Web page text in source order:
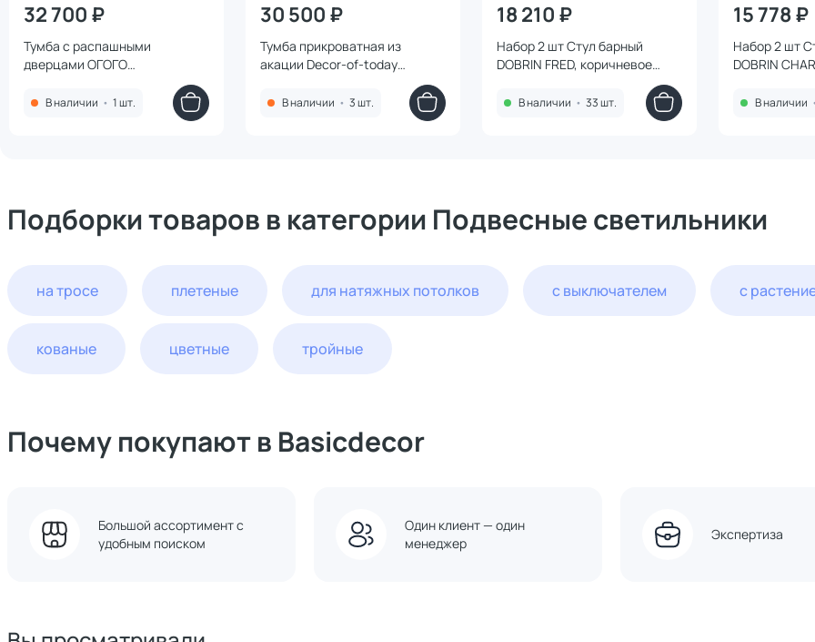
32 700 ₽
Тумба с распашными
дверцами ОГОГО
Обстановочка Play BD-1747173
132х76 см, белый/светлое
В наличии • 1 шт.
30 500 ₽
Тумба прикроватная из
акации Decor-of-today
3161339
В наличии • 3 шт.
18 210 ₽
Набор 2 шт Стул барный
DOBRIN FRED, коричневое
дерево, чёрный BD-3204990
В наличии • 33 шт.
15 778 ₽
Набор 2 шт
DOBRIN
3205298
В наличии
Подборки товаров в категории Подвесные светильники
на тросе плетеные для натяжных потолков с выключателем с
кованые цветные тройные
Почему покупают в Basicdecor
Большой ассортимент с
удобным поиском
Один клиент — один
менеджер
Экспертиза